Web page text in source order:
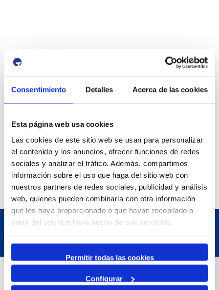
Consentimiento Detalles Acerca de las cookies
Esta página web usa cookies
Las cookies de este sitio web se usan para personalizar
el contenido y los anuncios, ofrecer funciones de redes
sociales y analizar el tráfico. Además, compartimos
información sobre el uso que haga del sitio web con
nuestros partners de redes sociales, publicidad y análisis
web, quienes pueden combinarla con otra información
que les haya proporcionado o que hayan recopilado a
partir del uso que haya hecho de sus servicios.
Permitir todas las cookies
Configurar
Galeria d'imatges
Dades de Contacte